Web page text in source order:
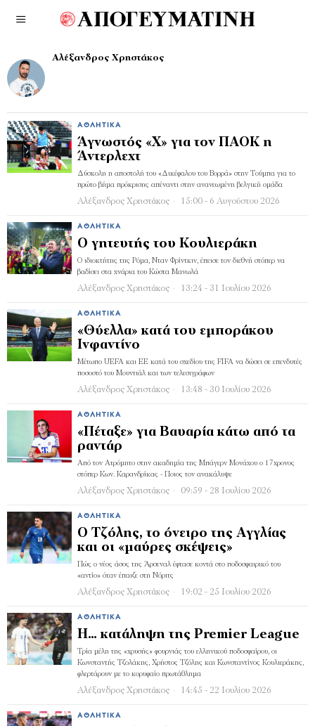
Αλέξανδρος Χρηστάκος
ΑΘΛΗΤΙΚΆ
Άγνωστός «Χ» για τον ΠΑΟΚ η
Άντερλεχτ
Δύσκολη η αποστολή του «Δικέφαλου του Βορρά» στην Τούμπα για το
πρώτο βήμα πρόκρισης απέναντι στην ανανεωμένη βελγική ομάδα
Αλέξανδρος Χρηστάκος 15:00 - 6 Αυγούστου 2026
ΑΘΛΗΤΙΚΆ
Ο γητευτής του Κουλιεράκη
Ο ιδιοκτήτης της Ρόμα, Νταν Φρίντκιν, έπεισε τον διεθνή στόπερ να
βαδίσει στα χνάρια του Κώστα Μανωλά
Αλέξανδρος Χρηστάκος 13:24 - 31 Ιουλίου 2026
ΑΘΛΗΤΙΚΆ
«Θύελλα» κατά του εμποράκου
Ινφαντίνο
Μέτωπο UEFA και ΕΕ κατά του σχεδίου της FIFA να δώσει σε επενδυτές
ποσοστό του Μουντιάλ και των τελεσιγράφων
Αλέξανδρος Χρηστάκος 13:48 - 30 Ιουλίου 2026
ΑΘΛΗΤΙΚΆ
«Πέταξε» για Βαυαρία κάτω από τα
ραντάρ
Από τον Ατρόμητο στην ακαδημία της Μπάγερν Μονάχου ο 17χρονος
στόπερ Κων. Καρανδρίκας - Ποιος τον ανακάλυψε
Αλέξανδρος Χρηστάκος 09:59 - 28 Ιουλίου 2026
ΑΘΛΗΤΙΚΆ
Ο Τζόλης, το όνειρο της Αγγλίας
και οι «μαύρες σκέψεις»
Πώς ο νέος άσος της Άρσεναλ έφτασε κοντά στο ποδοσφαιρικό του
«αντίο» όταν έπαιζε στη Νόριτς
Αλέξανδρος Χρηστάκος 19:02 - 25 Ιουλίου 2026
ΑΘΛΗΤΙΚΆ
Η… κατάληψη της Premier League
Τρία μέλη της «χρυσής» φουρνιάς του ελληνικού ποδοσφαίρου, οι
Κωνσταντής Τζολάκης, Χρήστος Τζόλης και Κωνσταντίνος Κουλιεράκης,
φλερτάρουν με το κορυφαίο πρωτάθλημα
Αλέξανδρος Χρηστάκος 14:45 - 22 Ιουλίου 2026
ΑΘΛΗΤΙΚΆ